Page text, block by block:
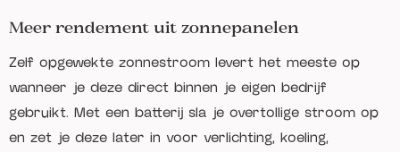
Meer rendement uit zonnepanelen
Zelf opgewekte zonnestroom levert het meeste op
wanneer je deze direct binnen je eigen bedrijf
gebruikt. Met een batterij sla je overtollige stroom op
en zet je deze later in voor verlichting, koeling,